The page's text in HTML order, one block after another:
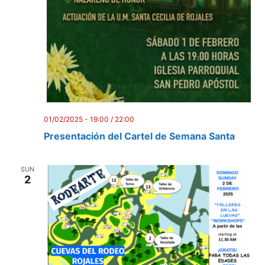
Presentación del Cartel de Semana Santa
01/02/2025 - 19:00 / 22:00
SUN
2